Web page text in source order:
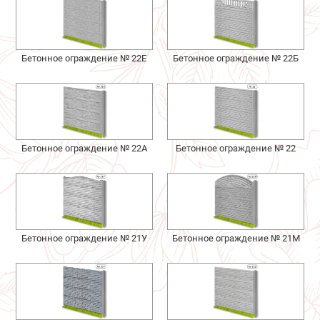
Бетонное ограждение № 22Е Бетонное ограждение № 22Б
Бетонное ограждение № 22А Бетонное ограждение № 22
Бетонное ограждение № 21У Бетонное ограждение № 21М